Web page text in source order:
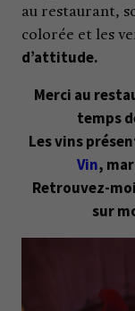
au restaurant,
colorée et les
d’attitude.
Merci au
temps
Les vins
Vin,
Retrouvez-
sur